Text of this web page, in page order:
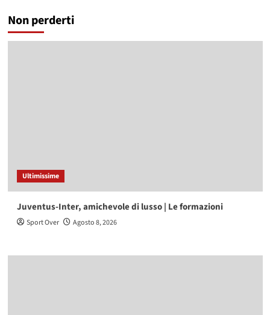
Non perderti
Ultimissime
Juventus-Inter, amichevole di lusso | Le formazioni
Sport Over Agosto 8, 2026